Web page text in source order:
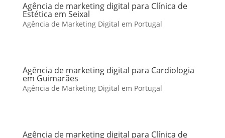
Agência de marketing digital para Clínica de
Estética em Seixal
Agência de Marketing Digital em Portugal
Agência de marketing digital para Cardiologia
em Guimarães
Agência de Marketing Digital em Portugal
Agência de marketing digital para Clínica de